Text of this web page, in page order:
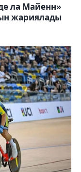
ла Майенн»
жариялады